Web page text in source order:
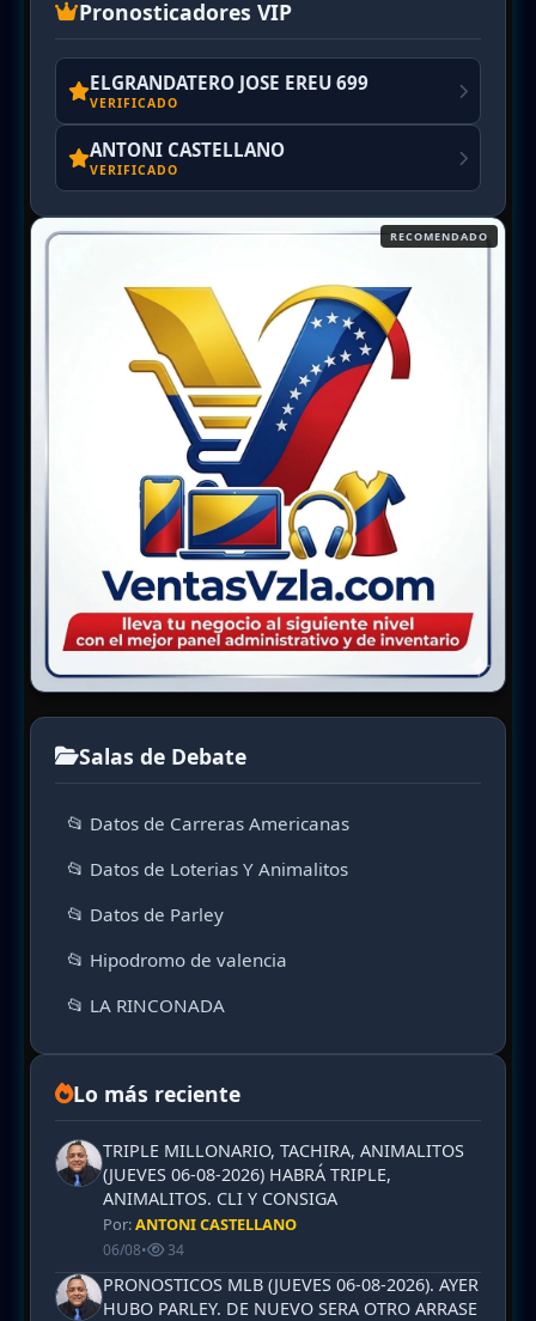
Pronosticadores VIP
ELGRANDATERO JOSE EREU 699
VERIFICADO
ANTONI CASTELLANO
VERIFICADO
RECOMENDADO
Salas de Debate
📂 Datos de Carreras Americanas
📂 Datos de Loterias Y Animalitos
📂 Datos de Parley
📂 Hipodromo de valencia
📂 LA RINCONADA
Lo más reciente
TRIPLE MILLONARIO, TACHIRA, ANIMALITOS
(JUEVES 06-08-2026) HABRÁ TRIPLE,
ANIMALITOS. CLI Y CONSIGA
Por:ANTONI CASTELLANO
06/08• 34
PRONOSTICOS MLB (JUEVES 06-08-2026). AYER
HUBO PARLEY. DE NUEVO SERA OTRO ARRASE